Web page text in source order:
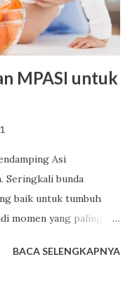
MPASI untuk
Asi
Seringkali bunda
baik untuk tumbuh
momen yang paling
hal yang harus
BACA SELENGKAPNYA